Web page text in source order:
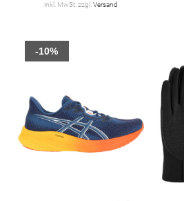
inkl. MwSt. zzgl.Versand
-10%